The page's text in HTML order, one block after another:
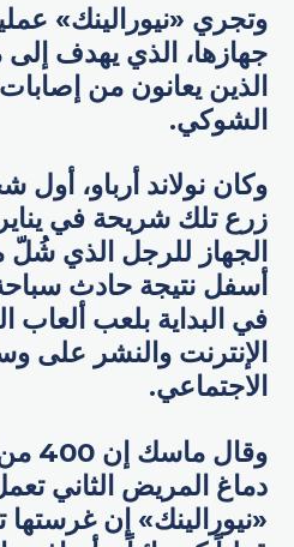
وتجري «نيورالينك»
جهازها، الذي يهدف
الذين يعانون من
الشوكي.
وكان نولاند أرباو،
زرع تلك شريحة في
الجهاز للرجل الذي شُلّ
في البداية بلعب ألعاب
الإنترنت والنشر على
الاجتماعي.
دماغ المريض الثاني